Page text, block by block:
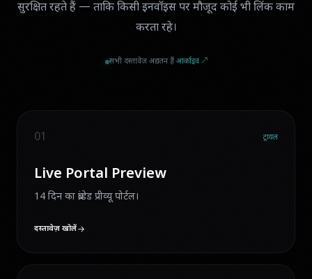
सुरक्षित रहते हैं — ताकि किसी इनवॉइस पर मौजूद कोई भी लिंक काम
करता रहे।
सभी दस्तावेज़ अद्यतन हैं·आर्काइव ↗
01 ट्रायल
Live Portal Preview
14 दिन का ब्रांडेड प्रीव्यू पोर्टल।
दस्तावेज़ खोलें